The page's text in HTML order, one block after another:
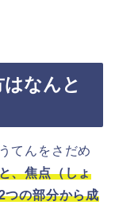
はなんと
てんをさだめ
、焦点（しょ
つの部分から成